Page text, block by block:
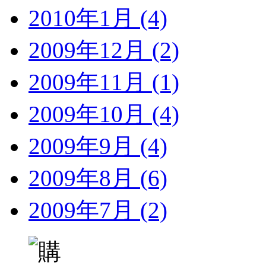
2010年1月 (4)
2009年12月 (2)
2009年11月 (1)
2009年10月 (4)
2009年9月 (4)
2009年8月 (6)
2009年7月 (2)